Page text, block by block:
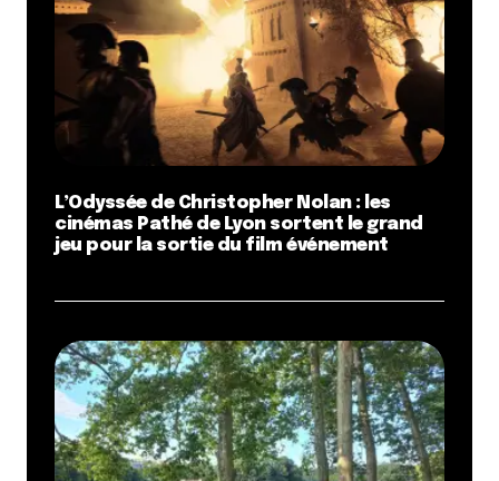
L’Odyssée de Christopher Nolan : les
cinémas Pathé de Lyon sortent le grand
jeu pour la sortie du film événement